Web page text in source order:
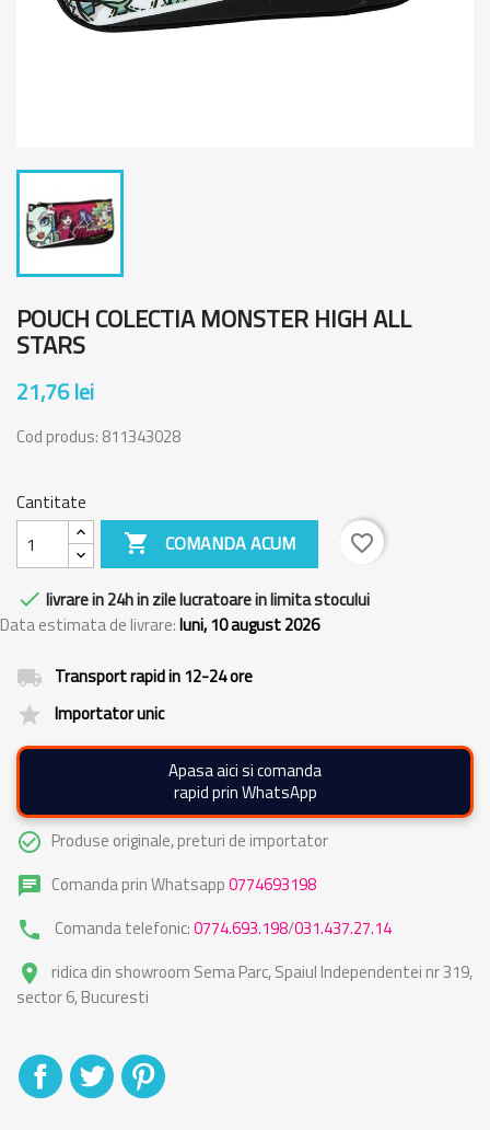
POUCH COLECTIA MONSTER HIGH ALL
STARS
21,76 lei
Cod produs: 811343028
Cantitate
 COMANDA ACUM favorite_border
 livrare in 24h in zile lucratoare in limita stocului
Data estimata de livrare:luni, 10 august 2026
local_shipping Transport rapid in 12-24 ore
grade Importator unic
Apasa aici si comanda
rapid prin WhatsApp
check_circle_outline Produse originale, preturi de importator
chat Comanda prin Whatsapp0774693198
phone Comanda telefonic:0774.693.198/031.437.27.14
place
ridica din showroom Sema Parc, Spaiul Independentei nr 319,
sector 6, Bucuresti
DistribuitiTweet